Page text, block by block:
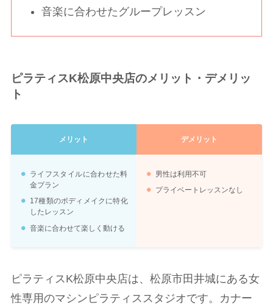
音楽に合わせたグループレッスン
ピラティスK松原中央店のメリット・デメリッ
ト
メリット デメリット
ライフスタイルに合わせた料
金プラン
17種類のボディメイクに特化
したレッスン
音楽に合わせて楽しく動ける
男性は利用不可
プライベートレッスンなし
ピラティスK松原中央店は、松原市田井城にある女
性専用のマシンピラティススタジオです。カナー